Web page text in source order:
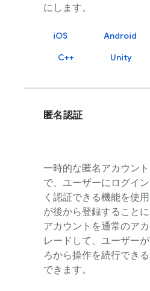
にします。
iOS Android
C++
Unity
匿名認証
一時的な匿名アカウン
で、ユーザーにログイ
く認証できる機能を使
が後から登録すること
アカウントを通常のア
レードして、ユーザー
ろから操作を続行でき
できます。